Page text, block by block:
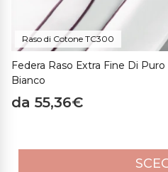
Raso di Cotone TC300
Federa Raso Extra Fine Di
Bianco
da 55,36€